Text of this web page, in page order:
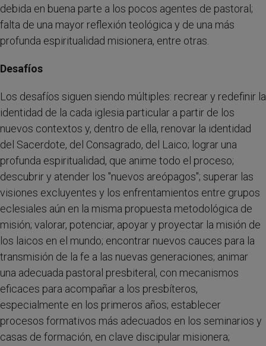
debida en buena parte a los pocos agentes de pastoral;
falta de una mayor reflexión teológica y de una más
profunda espiritualidad misionera, entre otras.
Desafíos
Los desafíos siguen siendo múltiples: recrear y redefinir la
identidad de la cada iglesia particular a partir de los
nuevos contextos y, dentro de ella, renovar la identidad
del Sacerdote, del Consagrado, del Laico; lograr una
profunda espiritualidad, que anime todo el proceso;
descubrir y atender los "nuevos areópagos"; superar las
visiones excluyentes y los enfrentamientos entre grupos
eclesiales aún en la misma propuesta metodológica de
misión; valorar, potenciar, apoyar y proyectar la misión de
los laicos en el mundo; encontrar nuevos cauces para la
transmisión de la fe a las nuevas generaciones; animar
una adecuada pastoral presbiteral, con mecanismos
eficaces para acompañar a los presbíteros,
especialmente en los primeros años; establecer
procesos formativos más adecuados en los seminarios y
casas de formación, en clave discipular misionera;